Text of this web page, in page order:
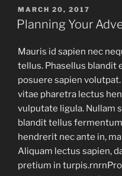
MARCH 20, 2017
Planning Your
Mauris id sapien nec
tellus. Phasellus blandit
posuere sapien
vitae pharetra lectus
vulputate ligula. Nullam
blandit tellus
hendrerit nec ante in,
Aliquam lectus sapien,
pretium in